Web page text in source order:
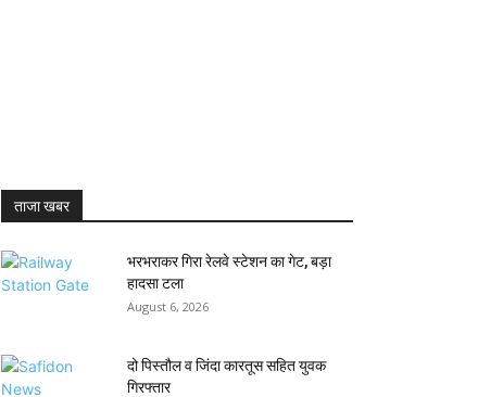
ताजा खबर
भरभराकर गिरा रेलवे स्टेशन का गेट, बड़ा
हादसा टला
August 6, 2026
दो पिस्तौल व जिंदा कारतूस सहित युवक
गिरफ्तार